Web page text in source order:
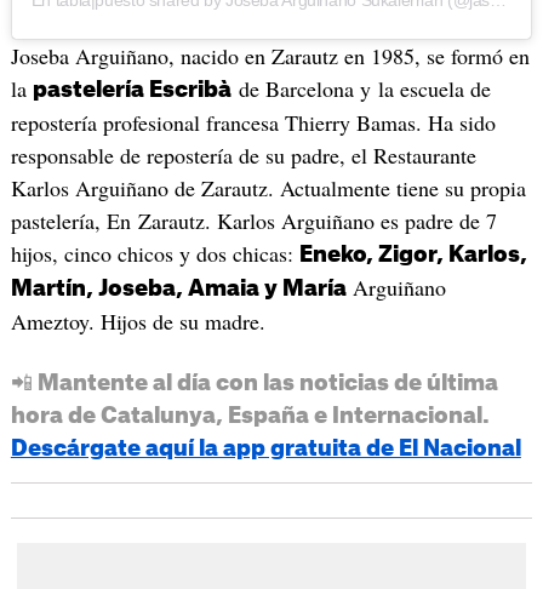
Joseba Arguiñano, nacido en Zarautz en 1985, se formó en
la pastelería Escribàde Barcelona y la escuela de
repostería profesional francesa Thierry Bamas. Ha sido
responsable de repostería de su padre, el Restaurante
Karlos Arguiñano de Zarautz. Actualmente tiene su propia
pastelería, En Zarautz. Karlos Arguiñano es padre de 7
hijos, cinco chicos y dos chicas: Eneko, Zigor, Karlos,
Martín, Joseba, Amaia y MaríaArguiñano
Ameztoy. Hijos de su madre.
📲 Mantente al día con las noticias de última
hora de Catalunya, España e Internacional.
Descárgate aquí la app gratuita de El Nacional